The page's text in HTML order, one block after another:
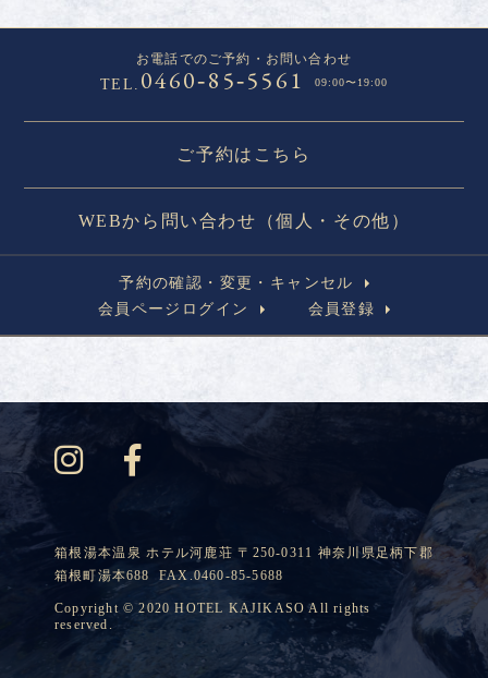
お電話でのご予約・お問い合わせ
TEL. 0460-85-5561 09:00〜19:00
ご予約はこちら
WEBから問い合わせ（個人・その他）
予約の確認・変更・キャンセル
会員ページログイン
会員登録
箱根湯本温泉 ホテル河鹿荘 〒250-0311 神奈川県足柄下郡
箱根町湯本688 FAX.0460-85-5688
Copyright © 2020 HOTEL KAJIKASO All rights
reserved.